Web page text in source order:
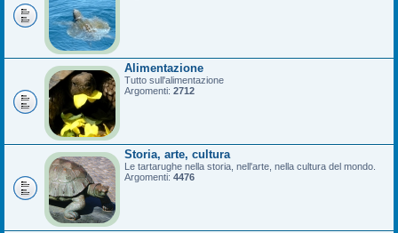
Alimentazione
Tutto sull'alimentazione
Argomenti: 2712
Storia, arte, cultura
Le tartarughe nella storia, nell'arte, nella cultura del mondo.
Argomenti: 4476